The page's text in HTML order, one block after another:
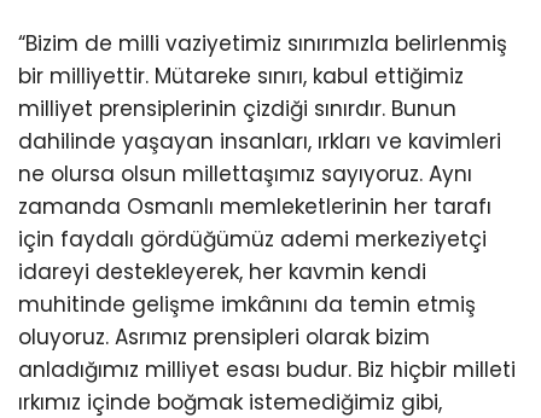
“Bizim de milli vaziyetimiz sınırımızla belirlenmiş
bir milliyettir. Mütareke sınırı, kabul ettiğimiz
milliyet prensiplerinin çizdiği sınırdır. Bunun
dahilinde yaşayan insanları, ırkları ve kavimleri
ne olursa olsun millettaşımız sayıyoruz. Aynı
zamanda Osmanlı memleketlerinin her tarafı
için faydalı gördüğümüz ademi merkeziyetçi
idareyi destekleyerek, her kavmin kendi
muhitinde gelişme imkânını da temin etmiş
oluyoruz. Asrımız prensipleri olarak bizim
anladığımız milliyet esası budur. Biz hiçbir milleti
ırkımız içinde boğmak istemediğimiz gibi,